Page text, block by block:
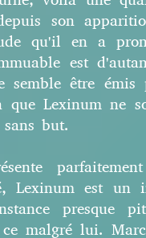
son
qu'il en a
est
semble être
que Lexinum ne
but.
Lexinum est
presque
malgré lui.